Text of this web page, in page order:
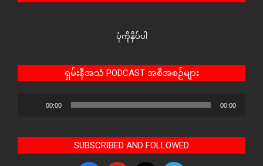
ပုံကိုနှိပ်ပါ
ရှမ်းနီအသံ PODCAST အစီအစဉ်များ
00:00 00:00
SUBSCRIBED AND FOLLOWED